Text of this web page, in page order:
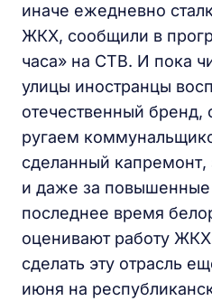
иначе ежедневно
ЖКХ, сообщили в
часа» на СТВ. И пока
улицы иностранцы
отечественный
ругаем
сделанный
и даже за
последнее время
оценивают работу
сделать эту отрасль
июня на